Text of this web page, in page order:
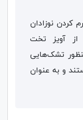
کردن نوزادان
آویز تخت
تشک‌هایی
و به عنوان